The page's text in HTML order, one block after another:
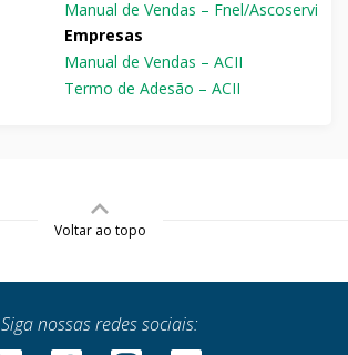
Manual de Vendas – Fnel/Ascoservi
Empresas
Manual de Vendas – ACII
Termo de Adesão – ACII
Voltar ao topo
Siga nossas redes sociais: